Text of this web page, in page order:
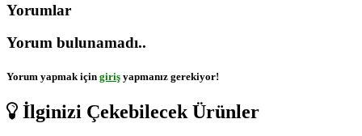
Yorumlar
Yorum bulunamadı..
Yorum yapmak için giriş yapmanız gerekiyor!
İlginizi Çekebilecek Ürünler